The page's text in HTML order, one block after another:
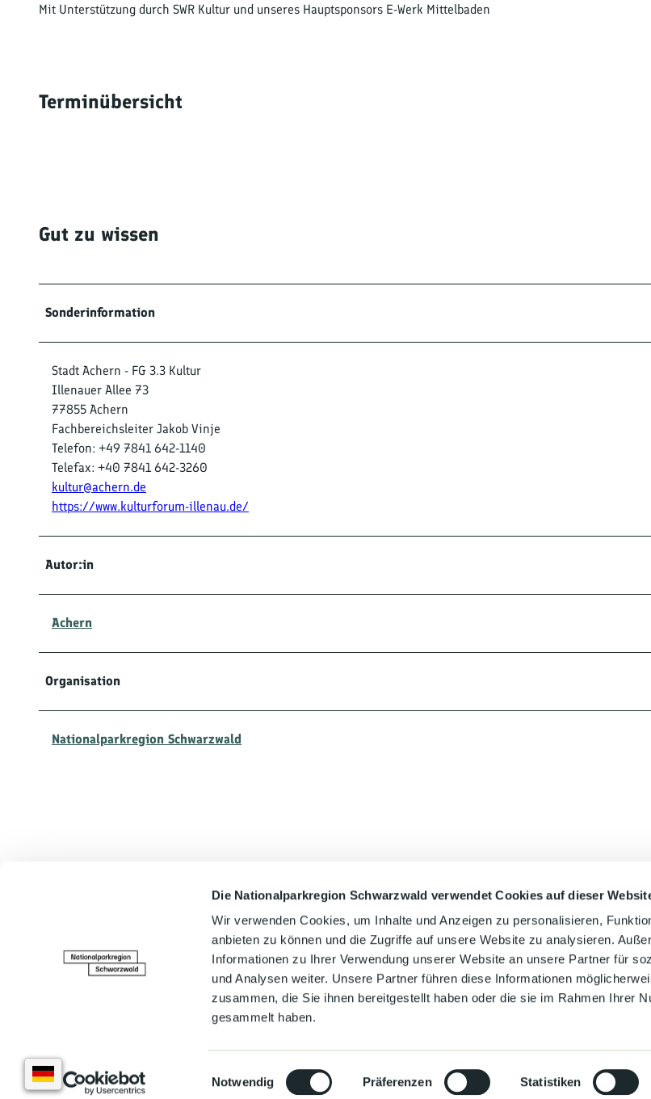
Die Nationalparkregion Schwarzwald verwendet Cookies auf dieser
Wir verwenden Cookies, um Inhalte und Anzeigen zu personalisieren,
anbieten zu können und die Zugriffe auf unsere Website zu analysieren.
Informationen zu Ihrer Verwendung unserer Website an unsere Partner für
und Analysen weiter. Unsere Partner führen diese Informationen
zusammen, die Sie ihnen bereitgestellt haben oder die sie im Rahmen Ihrer
gesammelt haben.
i
Notwendig Präferenzen Statistiken
Mit Unterstützung durch SWR Kultur und unseres Hauptsponsors E-Werk Mittelbaden
Terminübersicht
Gut zu wissen
Sonderinformation
Stadt Achern - FG 3.3 Kultur
Illenauer Allee 73
77855 Achern
Fachbereichsleiter Jakob Vinje
Telefon: +49 7841 642-1140
Telefax: +40 7841 642-3260
kultur@achern.de
https://www.kulturforum-illenau.de/
Autor:in
Achern
Organisation
Nationalparkregion Schwarzwald
Kontakt Datenschutz Impressum